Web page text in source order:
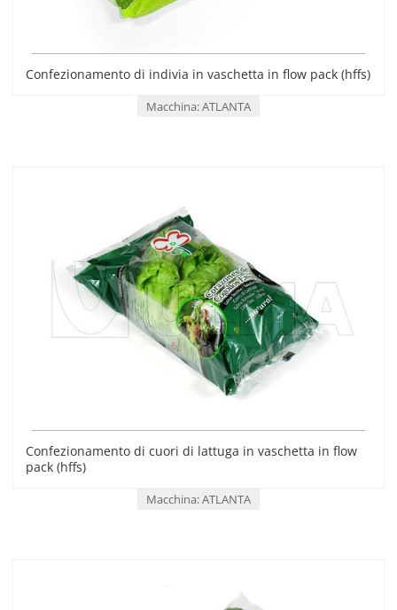
Confezionamento di indivia in vaschetta in flow pack (hffs)
Macchina: ATLANTA
Confezionamento di cuori di lattuga in vaschetta in flow
pack (hffs)
Macchina: ATLANTA